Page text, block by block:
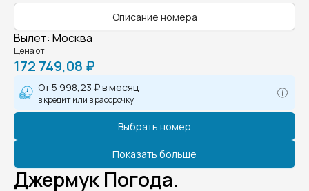
Описание номера
Вылет: Москва
Цена от
172 749,08 ₽
От5 998,23 ₽в месяц
в кредит или в рассрочку
Выбрать номер
Показать больше
Джермук Погода.